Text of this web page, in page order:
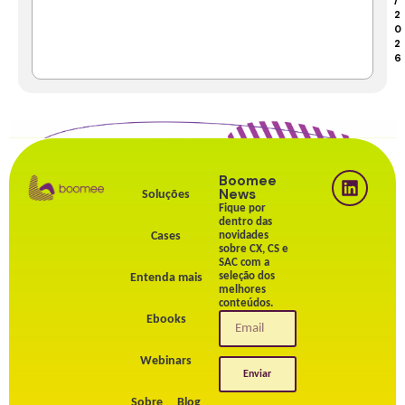
2
0
2
6
Soluções
Cases
Entenda mais
Ebooks
Webinars
Boomee
News
Fique por
dentro das
novidades
sobre CX, CS e
SAC com a
seleção dos
melhores
conteúdos.
Enviar